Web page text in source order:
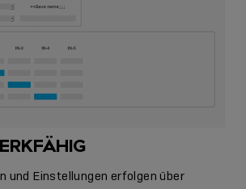
und Einstellungen erfolgen über